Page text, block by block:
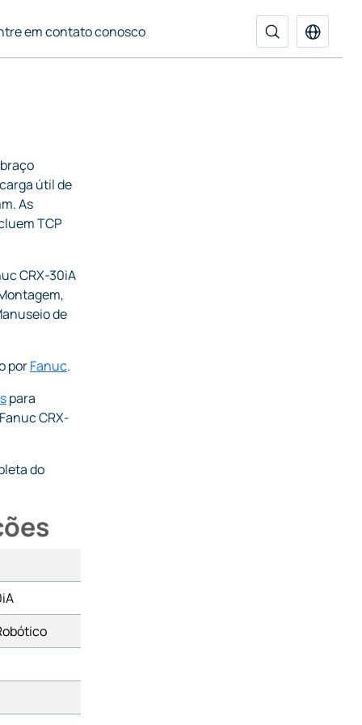
em contato conosco
útil de
As
TCP
CRX-30iA
de
porFanuc.
para
CRX-
do